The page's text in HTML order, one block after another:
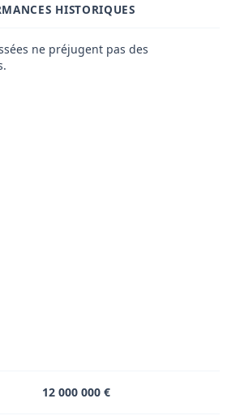
HISTORIQUES
ne préjugent pas des
12 000 000 €